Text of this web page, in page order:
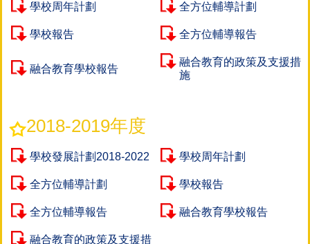
學校周年計劃 全方位輔導計劃
學校報告 全方位輔導報告
融合教育學校報告
融合教育的政策及支援措
施
2018-2019年度
學校發展計劃2018-2022 學校周年計劃
全方位輔導計劃 學校報告
全方位輔導報告 融合教育學校報告
融合教育的政策及支援措